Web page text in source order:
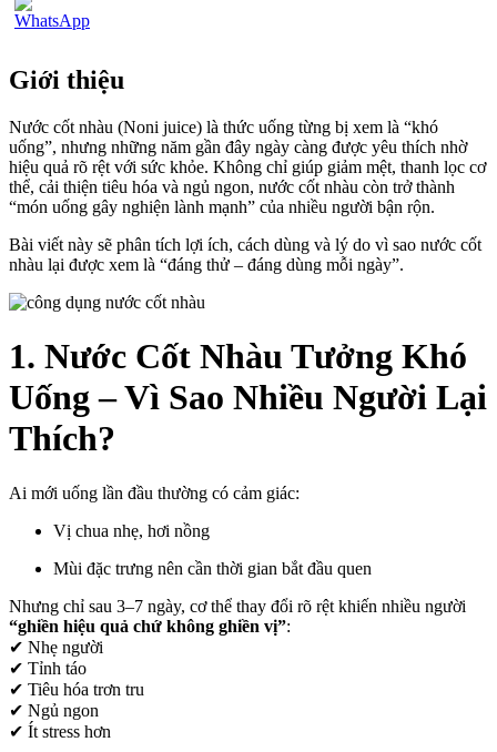
Giới thiệu
Nước cốt nhàu (Noni juice) là thức uống từng bị xem là “khó
uống”, nhưng những năm gần đây ngày càng được yêu thích nhờ
hiệu quả rõ rệt với sức khỏe. Không chỉ giúp giảm mệt, thanh lọc cơ
thể, cải thiện tiêu hóa và ngủ ngon, nước cốt nhàu còn trở thành
“món uống gây nghiện lành mạnh” của nhiều người bận rộn.
Bài viết này sẽ phân tích lợi ích, cách dùng và lý do vì sao nước cốt
nhàu lại được xem là “đáng thử – đáng dùng mỗi ngày”.
1. Nước Cốt Nhàu Tưởng Khó
Uống – Vì Sao Nhiều Người Lại
Thích?
Ai mới uống lần đầu thường có cảm giác:
Vị chua nhẹ, hơi nồng
Mùi đặc trưng nên cần thời gian bắt đầu quen
Nhưng chỉ sau 3–7 ngày, cơ thể thay đổi rõ rệt khiến nhiều người
“ghiền hiệu quả chứ không ghiền vị”:
✔ Nhẹ người
✔ Tỉnh táo
✔ Tiêu hóa trơn tru
✔ Ngủ ngon
✔ Ít stress hơn